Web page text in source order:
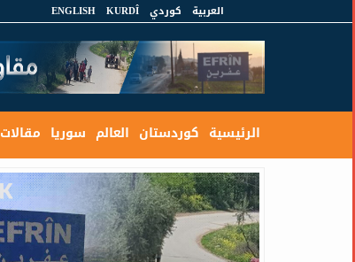
العربية كوردي KURDÎ
ENGLISH
الرئيسية كوردستان العالم سوريا مقالات